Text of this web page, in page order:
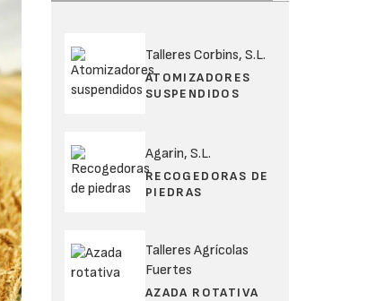
Talleres Corbins, S.L.
ATOMIZADORES
SUSPENDIDOS
Agarin, S.L.
RECOGEDORAS DE
PIEDRAS
Talleres Agrícolas
Fuertes
AZADA ROTATIVA